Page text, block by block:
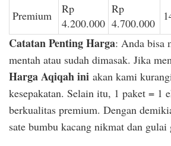
Premium
Rp
4.200.000
Rp
4.700.000
Catatan Penting Harga: Anda bisa
mentah atau sudah dimasak. Jika
Harga Aqiqah ini akan kami
kesepakatan. Selain itu, 1 paket = 1
berkualitas premium. Dengan
sate bumbu kacang nikmat dan gulai